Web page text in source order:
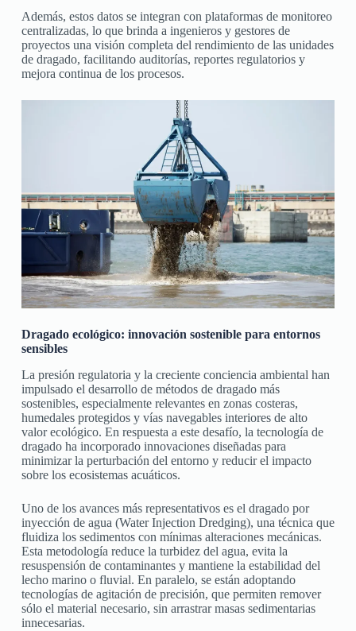
Además, estos datos se integran con plataformas de monitoreo
centralizadas, lo que brinda a ingenieros y gestores de
proyectos una visión completa del rendimiento de las unidades
de dragado, facilitando auditorías, reportes regulatorios y
mejora continua de los procesos.
Dragado ecológico: innovación sostenible para entornos
sensibles
La presión regulatoria y la creciente conciencia ambiental han
impulsado el desarrollo de métodos de dragado más
sostenibles, especialmente relevantes en zonas costeras,
humedales protegidos y vías navegables interiores de alto
valor ecológico. En respuesta a este desafío, la tecnología de
dragado ha incorporado innovaciones diseñadas para
minimizar la perturbación del entorno y reducir el impacto
sobre los ecosistemas acuáticos.
Uno de los avances más representativos es el dragado por
inyección de agua (Water Injection Dredging), una técnica que
fluidiza los sedimentos con mínimas alteraciones mecánicas.
Esta metodología reduce la turbidez del agua, evita la
resuspensión de contaminantes y mantiene la estabilidad del
lecho marino o fluvial. En paralelo, se están adoptando
tecnologías de agitación de precisión, que permiten remover
sólo el material necesario, sin arrastrar masas sedimentarias
innecesarias.